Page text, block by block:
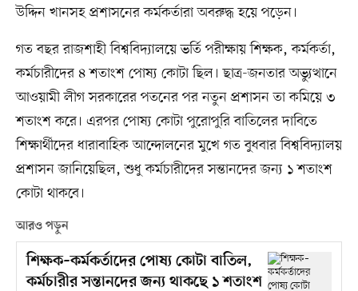
উদ্দিন খানসহ প্রশাসনের কর্মকর্তারা অবরুদ্ধ হয়ে পড়েন।
গত বছর রাজশাহী বিশ্ববিদ্যালয়ে ভর্তি পরীক্ষায় শিক্ষক, কর্মকর্তা,
কর্মচারীদের ৪ শতাংশ পোষ্য কোটা ছিল। ছাত্র-জনতার অভ্যুত্থানে
আওয়ামী লীগ সরকারের পতনের পর নতুন প্রশাসন তা কমিয়ে ৩
শতাংশ করে। এরপর পোষ্য কোটা পুরোপুরি বাতিলের দাবিতে
শিক্ষার্থীদের ধারাবাহিক আন্দোলনের মুখে গত বুধবার বিশ্ববিদ্যালয়
প্রশাসন জানিয়েছিল, শুধু কর্মচারীদের সন্তানদের জন্য ১ শতাংশ
কোটা থাকবে।
আরও পড়ুন
শিক্ষক–কর্মকর্তাদের পোষ্য কোটা বাতিল,
কর্মচারীর সন্তানদের জন্য থাকছে ১ শতাংশ